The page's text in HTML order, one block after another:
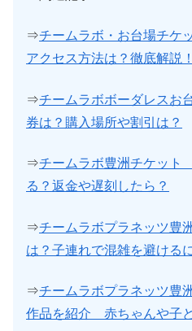
⇒チームラボ・お台場チケ
アクセス方法は？徹底解説！
⇒チームラボボーダレスお
券は？購入場所や割引は？
⇒チームラボ豊洲チケット
る？返金や遅刻したら？
⇒チームラボプラネッツ
は？子連れで混雑を避ける
⇒チームラボプラネッツ豊
作品を紹介 赤ちゃんや子